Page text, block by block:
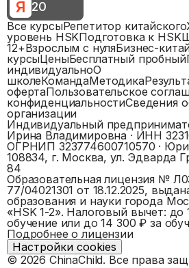
Я 20
Все курсыРепетитор китайского
уровень HSKПодготовка к HSK
12+Взрослым с нуляБизнес-
курсыЦеныБесплатный пробный
индивидуальноО
школеКомандаМетодика
офертаПользовательское
конфиденциальностиСведения
организации
Индивидуальный
Ирина Владимировна · ИНН
ОГРНИП 323774600710570 ·
108834, г. Москва, ул. Эдварда
84
Образовательная лицензия №
77/04021301 от 18.12.2025,
образования и науки города
«HSK 1-2». Налоговый вычет: до
обучение или до 14 300 ₽ за
Подробнее о лицензии
Настройки cookies
© 2026 ChinaChild. Все права